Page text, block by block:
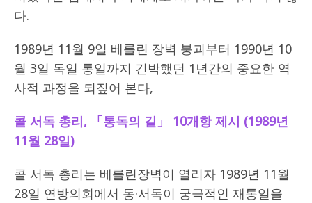
다.
1989년 11월 9일 베를린 장벽 붕괴부터 1990년 10
월 3일 독일 통일까지 긴박했던 1년간의 중요한 역
사적 과정을 되짚어 본다,
콜 서독 총리, 「통독의 길 」 10개항 제시 (1989년
11월 28일)
콜 서독 총리는 베를린장벽이 열리자 1989년 11월
28일 연방의회에서 동·서독이 궁극적인 재통일을